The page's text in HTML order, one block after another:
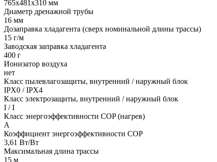
765x481x310 мм
Диаметр дренажной трубы
16 мм
Дозаправка хладагента (сверх номинальной длины трассы)
15 г/м
Заводская заправка хладагента
400 г
Ионизатор воздуха
нет
Класс пылевлагозащиты, внутренний / наружный блок
IPX0 / IPX4
Класс электрозащиты, внутренний / наружный блок
I / I
Класс энергоэффективности COP (нагрев)
A
Коэффициент энергоэффективности COP
3,61 Вт/Вт
Максимальная длина трассы
15 м